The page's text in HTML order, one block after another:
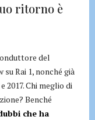
ritorno è
del
Rai 1, nonché già
2017. Chi meglio di
Benché
che ha